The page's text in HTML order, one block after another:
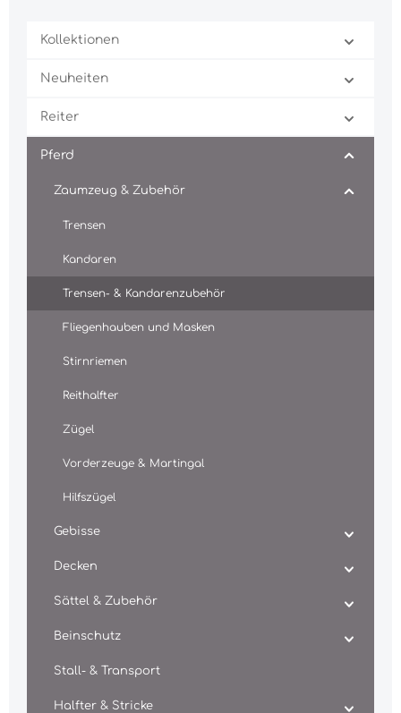
Kollektionen
Neuheiten
Reiter
Pferd
Zaumzeug & Zubehör
Trensen
Kandaren
Trensen- & Kandarenzubehör
Fliegenhauben und Masken
Stirnriemen
Reithalfter
Zügel
Vorderzeuge & Martingal
Hilfszügel
Gebisse
Decken
Sättel & Zubehör
Beinschutz
Stall- & Transport
Halfter & Stricke